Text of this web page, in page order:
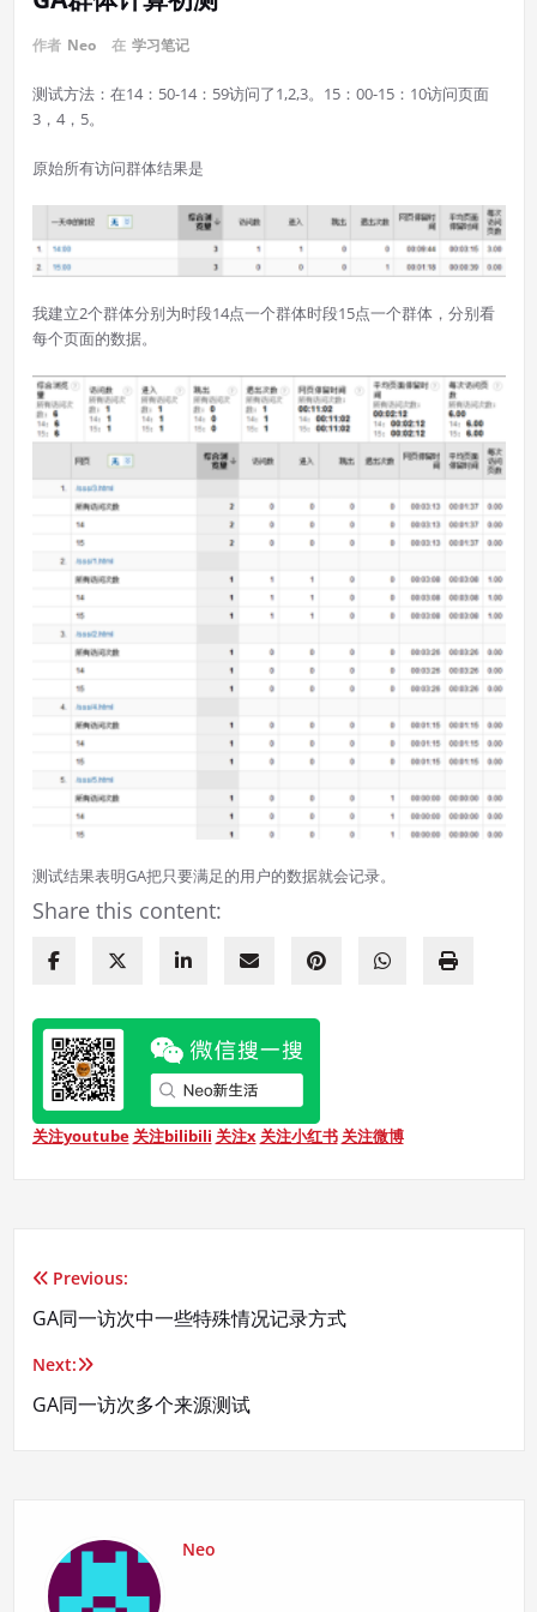
作者 Neo 在 学习笔记
测试方法：在14：50-14：59访问了1,2,3。15：00-15：10访问页面
3，4，5。
原始所有访问群体结果是
我建立2个群体分别为时段14点一个群体时段15点一个群体，分别看
每个页面的数据。
测试结果表明GA把只要满足的用户的数据就会记录。
Share this content:
关注youtube 关注bilibili 关注x 关注小红书 关注微博
文
章
导
Previous:
GA同一访次中一些特殊情况记录方式
Next:
GA同一访次多个来源测试
Neo